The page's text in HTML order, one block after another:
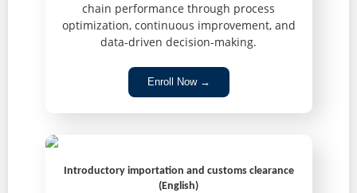
chain performance through process
optimization, continuous improvement, and
data-driven decision-making.
Enroll Now →
Introductory importation and customs clearance
(English)